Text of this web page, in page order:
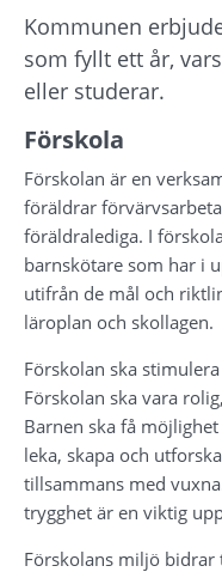
Kommunen
som fyllt ett år,
eller studerar.
Förskola
Förskolan är en
föräldrar
föräldralediga. I
barnskötare som har i
utifrån de mål och
läroplan och skollagen.
Förskolan ska
Förskolan ska vara
Barnen ska få
leka, skapa och
tillsammans med
trygghet är en viktig
Förskolans miljö bidrar